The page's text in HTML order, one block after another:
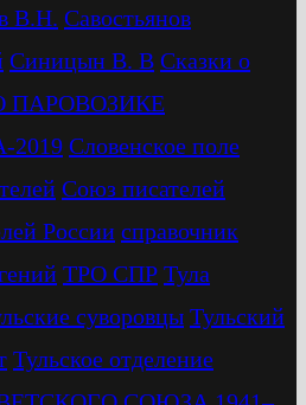
В.Н. Савостьянов
Синицын В. В Сказки о
ПАРОВОЗИКЕ
Словенское поле
Союз писателей
России справочник
ТРО СПР Тула
суворовцы Тульский
Тульское отделение